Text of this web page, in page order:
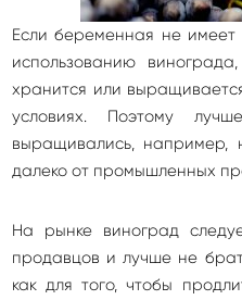
Если беременная не
использованию
хранится или
условиях. Поэтому
выращивались, например,
далеко от промышленных
На рынке виноград
продавцов и лучше не
как для того, чтобы